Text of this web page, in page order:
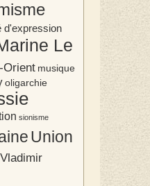
d'expression
Le
Orient musique
oligarchie
sionisme
Union
Vladimir